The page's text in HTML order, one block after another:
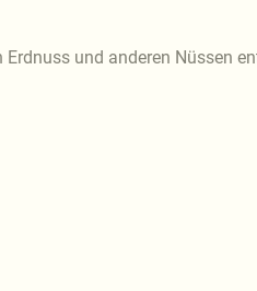
Erdnuss und anderen Nüssen